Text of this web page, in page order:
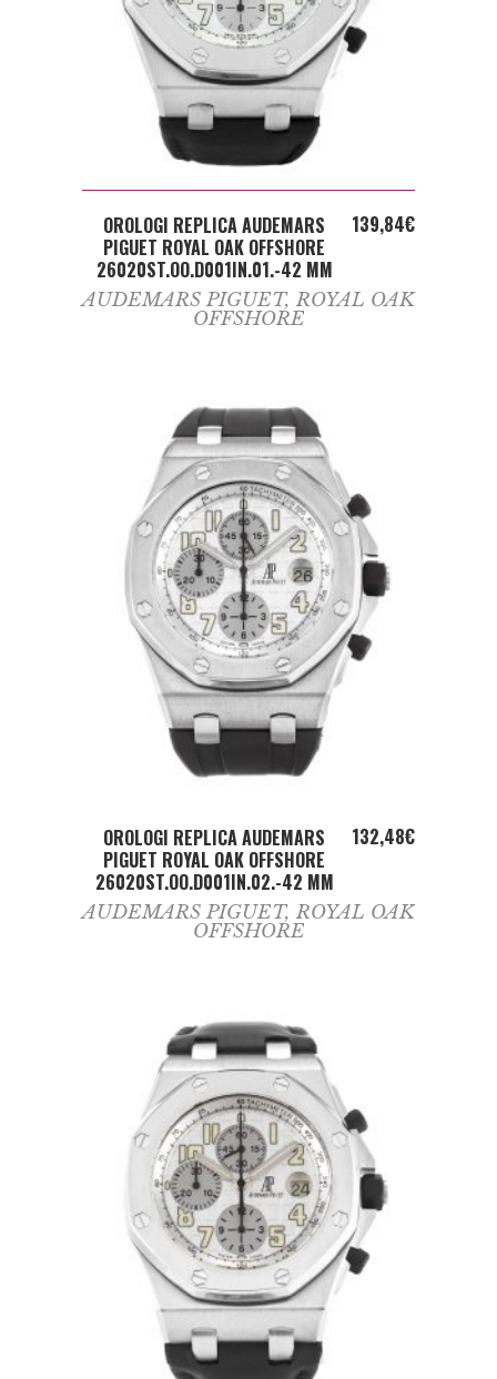
ADD TO CART
OROLOGI REPLICA AUDEMARS
PIGUET ROYAL OAK OFFSHORE
26020ST.OO.D001IN.01.-42 MM
139,84€
AUDEMARS PIGUET, ROYAL OAK
OFFSHORE
ADD TO CART
OROLOGI REPLICA AUDEMARS
PIGUET ROYAL OAK OFFSHORE
26020ST.OO.D001IN.02.-42 MM
132,48€
AUDEMARS PIGUET, ROYAL OAK
OFFSHORE